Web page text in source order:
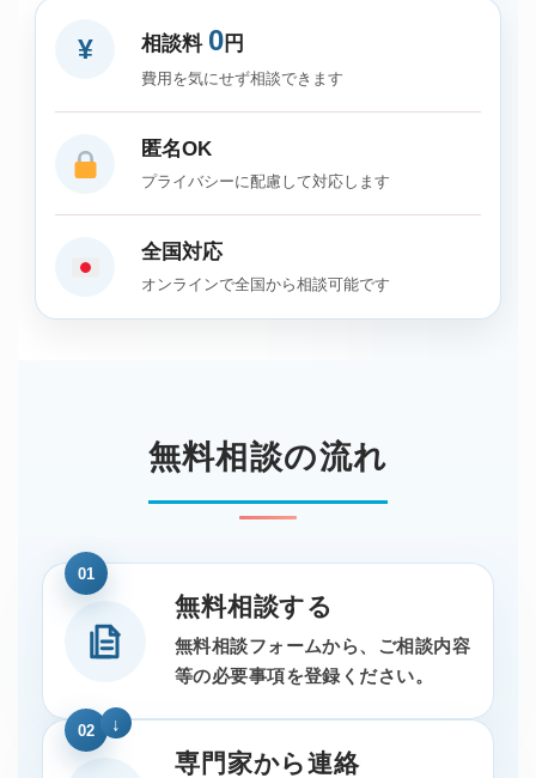
¥ 相談料 0円
費用を気にせず相談できます
匿名OK
プライバシーに配慮して対応します
全国対応
オンラインで全国から相談可能です
無料相談の流れ
01
無料相談する
無料相談フォームから、ご相談内容
等の必要事項を登録ください。
02
専門家から連絡